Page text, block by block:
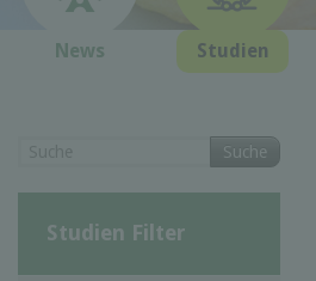
News Studien
Suche
Studien Filter